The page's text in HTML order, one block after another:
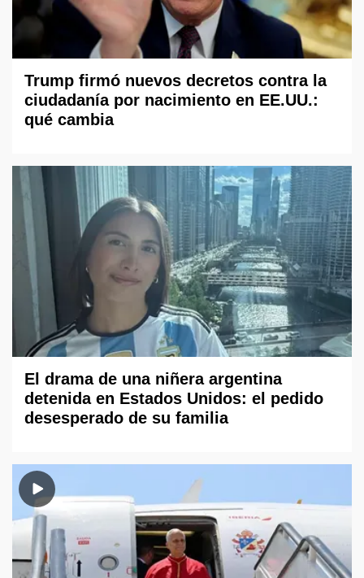
Trump firmó nuevos decretos contra la
ciudadanía por nacimiento en EE.UU.:
qué cambia
El drama de una niñera argentina
detenida en Estados Unidos: el pedido
desesperado de su familia